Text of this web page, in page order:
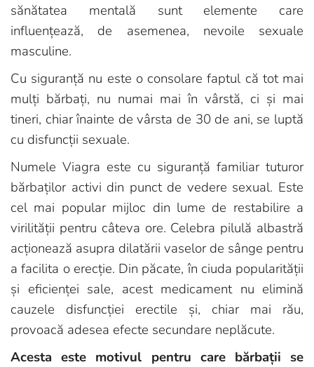
sănătatea mentală sunt elemente care
influențează, de asemenea, nevoile sexuale
masculine.
Cu siguranță nu este o consolare faptul că tot mai
mulți bărbați, nu numai mai în vârstă, ci și mai
tineri, chiar înainte de vârsta de 30 de ani, se luptă
cu disfuncții sexuale.
Numele Viagra este cu siguranță familiar tuturor
bărbaților activi din punct de vedere sexual. Este
cel mai popular mijloc din lume de restabilire a
virilității pentru câteva ore. Celebra pilulă albastră
acționează asupra dilatării vaselor de sânge pentru
a facilita o erecție. Din păcate, în ciuda popularității
și eficienței sale, acest medicament nu elimină
cauzele disfuncției erectile și, chiar mai rău,
provoacă adesea efecte secundare neplăcute.
Acesta este motivul pentru care bărbații se